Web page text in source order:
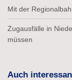
Mit der
Zugausfälle in
müssen
Auch